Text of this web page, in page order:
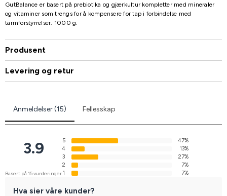
GutBalance er basert på prebiotika og gjærkultur kompletter med mineraler
og vitaminer som trengs for å kompensere for tap i forbindelse med
tarmforstyrrelser. 1000 g.
Produsent
Levering og retur
Anmeldelser (15) Fellesskap
3.9
Basert på 15 vurderinger
5
47%
4
13%
3
27%
2
7%
1
7%
Hva sier våre kunder?